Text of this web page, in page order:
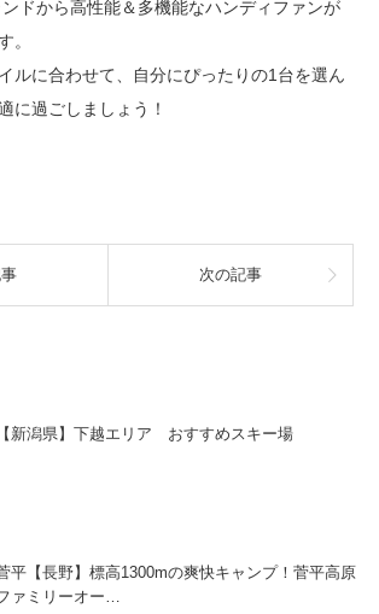
ドから高性能＆多機能なハンディファンが
。
ルに合わせて、自分にぴったりの1台を選ん
に過ごしましょう！
次の記事
【新潟県】下越エリア おすすめスキー場
平【長野】標高1300mの爽快キャンプ！菅平高原
ァミリーオー…